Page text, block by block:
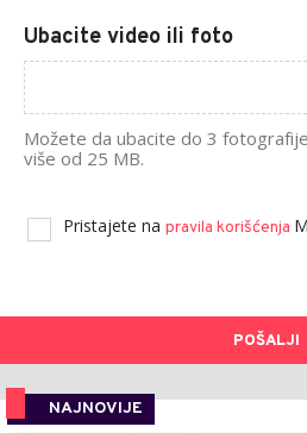
Ubacite video ili foto
Možete da ubacite do 3
više od 25 MB.
Pristajete na pravila korišćenja
POŠALJI
NAJNOVIJE